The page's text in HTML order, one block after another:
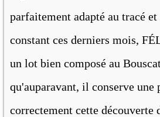
parfaitement adapté au tracé
constant ces derniers mois,
un lot bien composé au
qu'auparavant, il conserve une
correctement cette découverte